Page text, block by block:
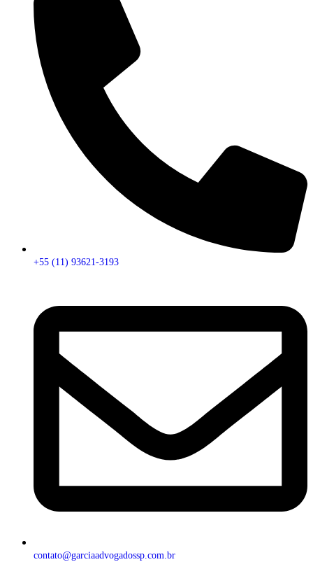
+55 (11) 93621-3193
contato@garciaadvogadossp.com.br